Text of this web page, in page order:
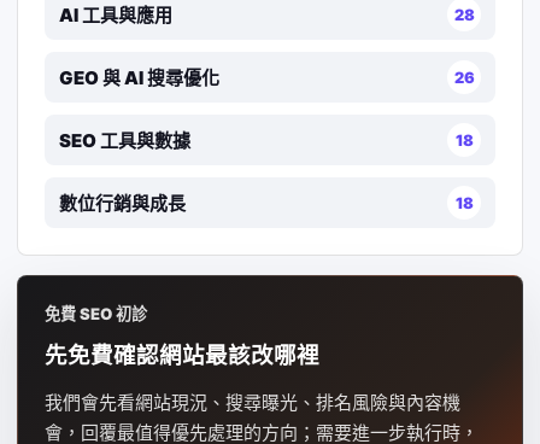
AI 工具與應用 28
GEO 與 AI 搜尋優化 26
SEO 工具與數據 18
數位行銷與成長 18
免費 SEO 初診
先免費確認網站最該改哪裡
我們會先看網站現況、搜尋曝光、排名風險與內容機
會，回覆最值得優先處理的方向；需要進一步執行時，